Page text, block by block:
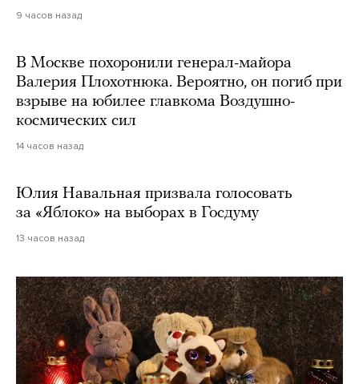
9 часов назад
В Москве похоронили генерал-майора
Валерия Плохотнюка. Вероятно, он погиб при
взрыве на юбилее главкома Воздушно-
космических сил
14 часов назад
Юлия Навальная призвала голосовать
за «Яблоко» на выборах в Госдуму
13 часов назад